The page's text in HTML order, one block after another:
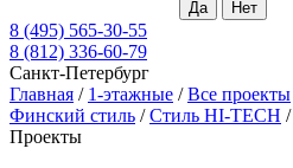
8 (495) 565-30-55
8 (812) 336-60-79
Санкт-Петербург
Главная / 1-этажные /Все проекты
Финский стиль /Стиль HI-TECH /
Проекты